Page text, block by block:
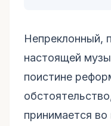
Непреклонный,
настоящей
поистине
принимается во